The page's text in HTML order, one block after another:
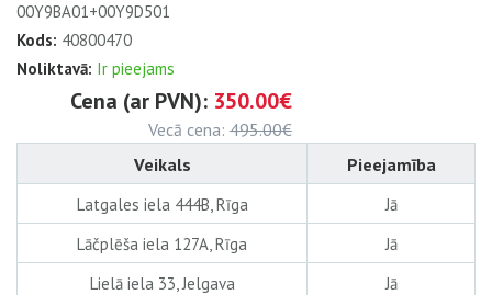
00Y9BA01+00Y9D501
Kods: 40800470
Noliktavā: Ir pieejams
Cena (ar PVN): 350.00€
Vecā cena:495.00€
Veikals
Pieejamība
Latgales iela 444B, Rīga
Jā
Lāčplēša iela 127A, Rīga
Jā
Lielā iela 33, Jelgava
Jā